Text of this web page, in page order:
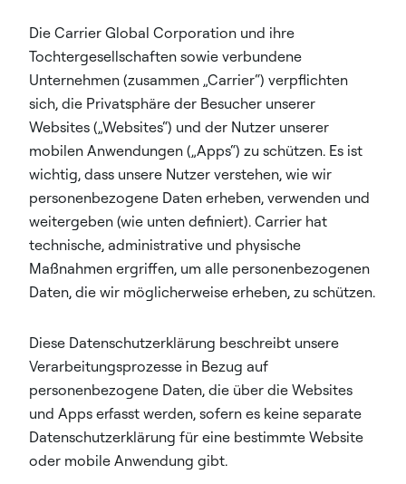
Die Carrier Global Corporation und ihre
Tochtergesellschaften sowie verbundene
Unternehmen (zusammen „Carrier“) verpflichten
sich, die Privatsphäre der Besucher unserer
Websites („Websites“) und der Nutzer unserer
mobilen Anwendungen („Apps“) zu schützen. Es ist
wichtig, dass unsere Nutzer verstehen, wie wir
personenbezogene Daten erheben, verwenden und
weitergeben (wie unten definiert). Carrier hat
technische, administrative und physische
Maßnahmen ergriffen, um alle personenbezogenen
Daten, die wir möglicherweise erheben, zu schützen.
Diese Datenschutzerklärung beschreibt unsere
Verarbeitungsprozesse in Bezug auf
personenbezogene Daten, die über die Websites
und Apps erfasst werden, sofern es keine separate
Datenschutzerklärung für eine bestimmte Website
oder mobile Anwendung gibt.